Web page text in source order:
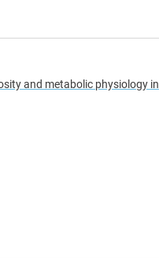
and metabolic physiology in